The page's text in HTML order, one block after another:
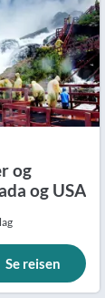
og
og USA
Se reisen